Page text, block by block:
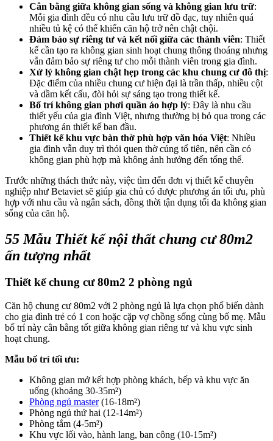
Cân bằng giữa không gian sống và không gian lưu trữ:
Mỗi gia đình đều có nhu cầu lưu trữ đồ đạc, tuy nhiên quá
nhiều tủ kệ có thể khiến căn hộ trở nên chật chội.
Đảm bảo sự riêng tư và kết nối giữa các thành viên: Thiết
kế cần tạo ra không gian sinh hoạt chung thông thoáng nhưng
vẫn đảm bảo sự riêng tư cho mỗi thành viên trong gia đình.
Xử lý không gian chật hẹp trong các khu chung cư đô thị:
Đặc điểm của nhiều chung cư hiện đại là trần thấp, nhiều cột
và dầm kết cấu, đòi hỏi sự sáng tạo trong thiết kế.
Bố trí không gian phơi quần áo hợp lý: Đây là nhu cầu
thiết yếu của gia đình Việt, nhưng thường bị bỏ qua trong các
phương án thiết kế ban đầu.
Thiết kế khu vực bàn thờ phù hợp văn hóa Việt: Nhiều
gia đình vẫn duy trì thói quen thờ cúng tổ tiên, nên cần có
không gian phù hợp mà không ảnh hưởng đến tổng thể.
Trước những thách thức này, việc tìm đến đơn vị thiết kế chuyên
nghiệp như Betaviet sẽ giúp gia chủ có được phương án tối ưu, phù
hợp với nhu cầu và ngân sách, đồng thời tận dụng tối đa không gian
sống của căn hộ.
55 Mẫu Thiết kế nội thất chung cư 80m2
ấn tượng nhất
Thiết kế chung cư 80m2 2 phòng ngủ
Căn hộ chung cư 80m2 với 2 phòng ngủ là lựa chọn phổ biến dành
cho gia đình trẻ có 1 con hoặc cặp vợ chồng sống cùng bố mẹ. Mẫu
bố trí này cân bằng tốt giữa không gian riêng tư và khu vực sinh
hoạt chung.
Mẫu bố trí tối ưu:
Không gian mở kết hợp phòng khách, bếp và khu vực ăn
uống (khoảng 30-35m²)
Phòng ngủ master(16-18m²)
Phòng ngủ thứ hai (12-14m²)
Phòng tắm (4-5m²)
Khu vực lối vào, hành lang, ban công (10-15m²)